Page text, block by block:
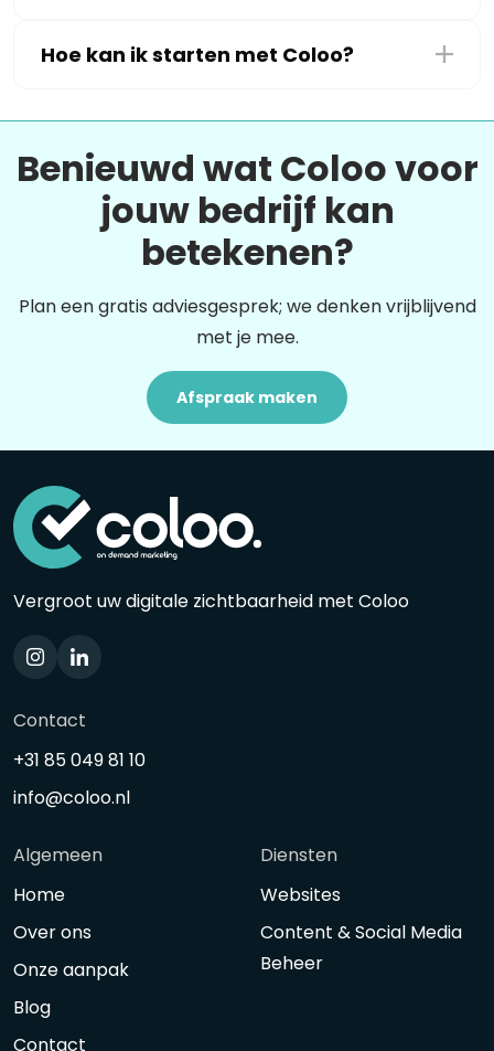
Hoe kan ik starten met Coloo?
Benieuwd wat Coloo voor
jouw bedrijf kan
betekenen?
Plan een gratis adviesgesprek; we denken vrijblijvend
met je mee.
Afspraak maken
Vergroot uw digitale zichtbaarheid met Coloo
Contact
+31 85 049 81 10
info@coloo.nl
Algemeen
Home
Over ons
Onze aanpak
Blog
Contact
Diensten
Websites
Content & Social Media
Beheer